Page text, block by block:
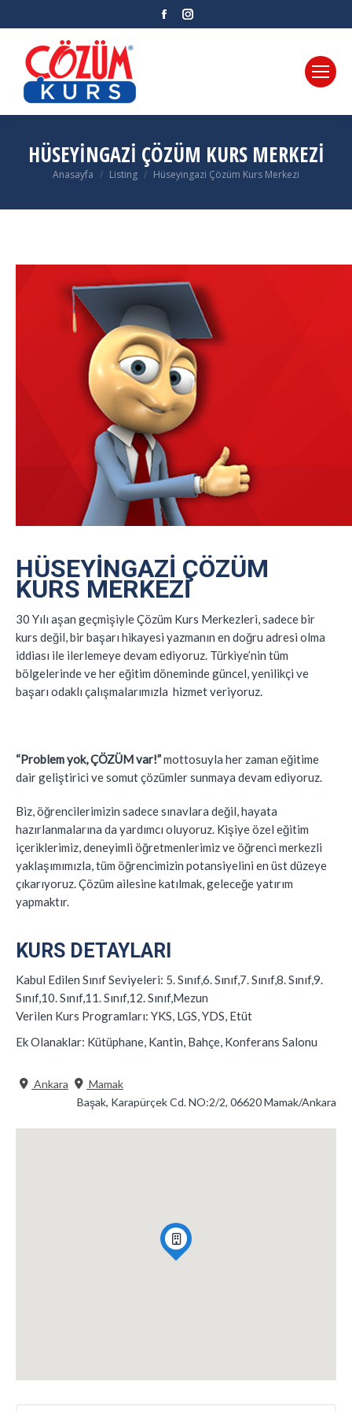
Facebook
HÜSEYINGAZI ÇÖZÜM KURS MERKEZI
You are here:
Anasayfa Listing Hüseyingazi Çözüm Kurs Merkezi
HÜSEYINGAZI ÇÖZÜM
KURS MERKEZI
30 Yılı aşan geçmişiyle Çözüm Kurs Merkezleri, sadece bir
kurs değil, bir başarı hikayesi yazmanın en doğru adresi olma
iddiası ile ilerlemeye devam ediyoruz. Türkiye’nin tüm
bölgelerinde ve her eğitim döneminde güncel, yenilikçi ve
başarı odaklı çalışmalarımızla hizmet veriyoruz.
“Problem yok, ÇÖZÜM var!”mottosuyla her zaman eğitime
dair geliştirici ve somut çözümler sunmaya devam ediyoruz.
Biz, öğrencilerimizin sadece sınavlara değil, hayata
hazırlanmalarına da yardımcı oluyoruz. Kişiye özel eğitim
içeriklerimiz, deneyimli öğretmenlerimiz ve öğrenci merkezli
yaklaşımımızla, tüm öğrencimizin potansiyelini en üst düzeye
çıkarıyoruz. Çözüm ailesine katılmak, geleceğe yatırım
yapmaktır.
KURS DETAYLARI
Kabul Edilen Sınıf Seviyeleri: 5. Sınıf,6. Sınıf,7. Sınıf,8. Sınıf,9.
Sınıf,10. Sınıf,11. Sınıf,12. Sınıf,Mezun
Verilen Kurs Programları: YKS, LGS, YDS, Etüt
Ek Olanaklar: Kütüphane, Kantin, Bahçe, Konferans Salonu
Ankara
Mamak
Başak, Karapürçek Cd. NO:2/2, 06620 Mamak/Ankara